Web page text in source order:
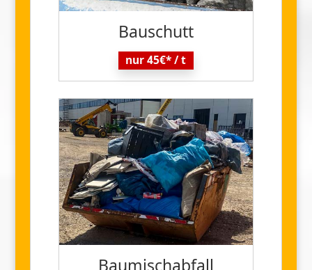
Bauschutt
nur 45€* / t
Baumischabfall